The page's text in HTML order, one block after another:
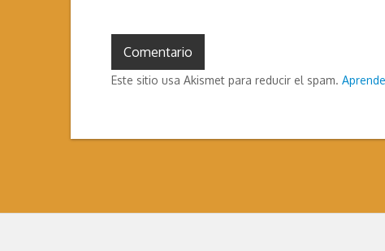
Este sitio usa Akismet para reducir el spam.